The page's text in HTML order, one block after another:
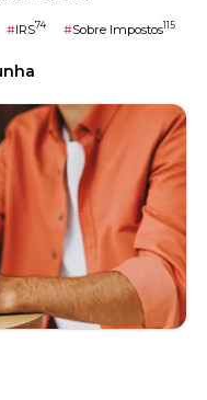
#IRS74 #Sobre Impostos115